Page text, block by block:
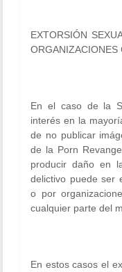
EXTORSIÓN
ORGANIZACIONES
En el caso de la
interés en la
de no publicar
de la Porn
producir daño en
delictivo puede ser
o por
cualquier parte del
En estos casos el